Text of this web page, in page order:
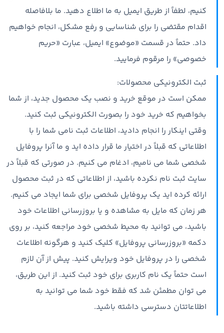
کنیم، لطفاً از طریق ایمیل به ما اطلاع دهید. ما بلافاصله
اقدام مقتضی را برای شناسایی و رفع مشکل، انجام خواهیم
داد. حتماً در قسمت «موضوع» ایمیل، عبارت «حریم
خصوصی» را مرقوم فرمایید.
ثبت الکترونیکی محصولات:
ممکن است در موقع خرید و نصب یک محصول جدید، از شما
بخواهیم که خرید خود را بصورت الکترونیکی ثبت کنید.
وقتی اینکار را انجام دادید، اطلاعات ثبت نامی شما را با
اطلاعاتی که قبلاً در اختیار ما قرار داده اید و ما آنرا پروفایل
شخصی شما می نامیم، ادغام می کنیم. در صورتی که قبلاً در
سایت ثبت نام نکرده باشید،‌ از اطلاعاتی که در ثبت محصول
ارائه کرده اید یک پروفایل شخصی برای شما ایجاد می کنیم.
هر زمان که مایل به مشاهده و یا بروزرسانی اطلاعات خود
باشید، می توانید به محیط شخصی خود مراجعه کنید، بر روی
دکمه «بروزرسانی پروفایل» کلیک کنید و هرگونه اطلاعات
شخصی را در پروفایل خود ویرایش کنید. پیش از آن لازم
است حتماً یک نام کاربری برای خود ثبت کنید. از این طریق،
می توان مطمئن شد که فقط خود شما می توانید به
اطلاعاتتان دسترسی داشته باشید.